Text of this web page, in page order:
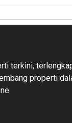
terkini,
properti